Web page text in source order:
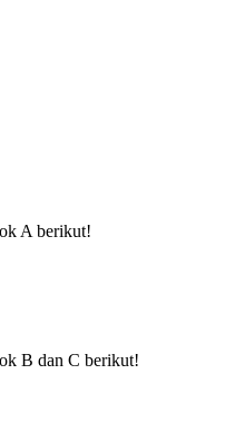
A berikut!
B dan C berikut!